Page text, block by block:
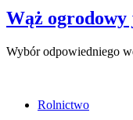
Wąż ogrodowy
Wybór odpowiedniego
Rolnictwo